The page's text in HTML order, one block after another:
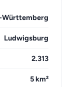
Württemberg
Ludwigsburg
2.313
5 km²